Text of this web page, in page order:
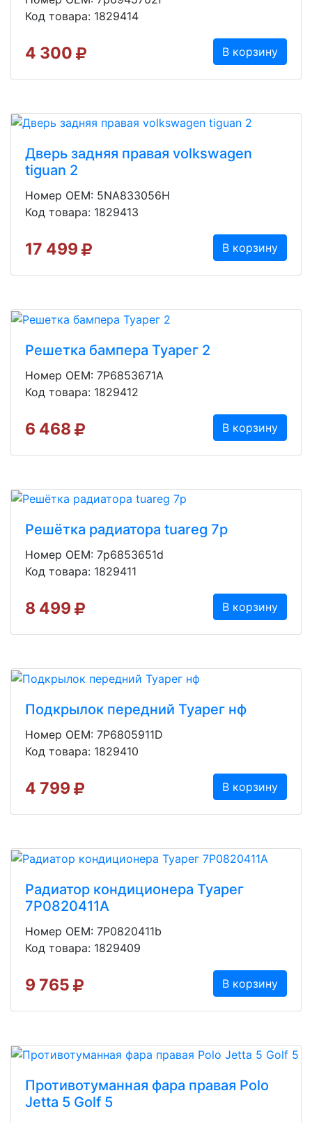
Код товара: 1829414
4 300 В корзину
Дверь задняя правая volkswagen
tiguan 2
Номер OEM: 5NA833056H
Код товара: 1829413
17 499 В корзину
Решетка бампера Туарег 2
Номер OEM: 7P6853671A
Код товара: 1829412
6 468 В корзину
Решётка радиатора tuareg 7p
Номер OEM: 7p6853651d
Код товара: 1829411
8 499 В корзину
Подкрылок передний Туарег нф
Номер OEM: 7P6805911D
Код товара: 1829410
4 799 В корзину
Радиатор кондиционера Туарег
7P0820411A
Номер OEM: 7P0820411b
Код товара: 1829409
9 765 В корзину
Противотуманная фара правая Polo
Jetta 5 Golf 5